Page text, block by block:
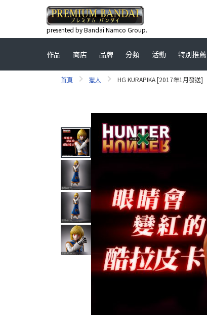
presented by Bandai Namco Group.
作品 商店 品牌 分類 活動 特別推薦
首頁 獵人 HG KURAPIKA [2017年1月發送]